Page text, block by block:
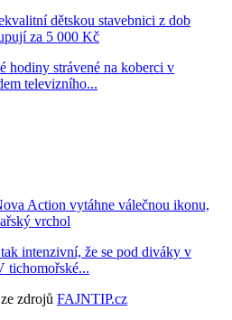
dětskou stavebnici z dob
za 5 000 Kč
hodiny strávené na koberci v
televizního...
Action vytáhne válečnou ikonu,
vrchol
intenzivní, že se pod diváky v
tichomořské...
zdrojů FAJNTIP.cz